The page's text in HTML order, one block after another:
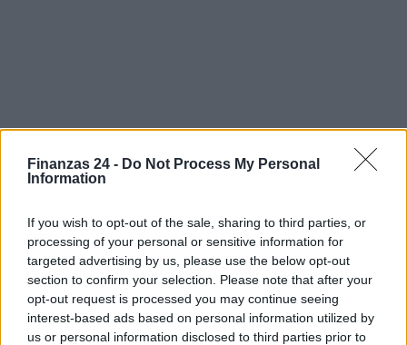
Finanzas 24 - Do Not Process My Personal
Information
If you wish to opt-out of the sale, sharing to third parties, or
processing of your personal or sensitive information for
targeted advertising by us, please use the below opt-out
section to confirm your selection. Please note that after your
opt-out request is processed you may continue seeing
interest-based ads based on personal information utilized by
us or personal information disclosed to third parties prior to
AUTOR
Luca Bellini
tras una decisión tomada ante el mercado de
Porta Palazzo dejó la brigada para dedicarse
al periodismo gastronómico. En la redacción
defiende recetas reinterpretadas en clave
contemporánea, firma investigaciones sobre
mercados de barrio y conserva la colección de